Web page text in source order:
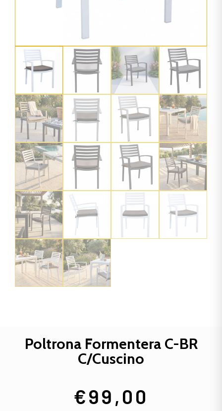
Poltrona Formentera C-BR
C/Cuscino
€99,00